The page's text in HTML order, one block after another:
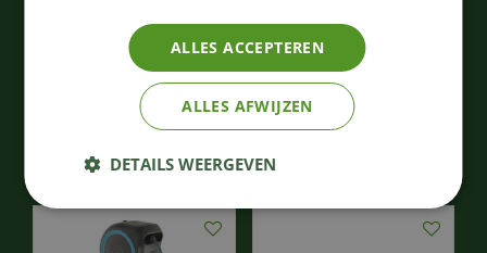
rollup m/l wit
202,99
Bestellen
pel
€ 66
Bestellen
ALLES ACCEPTEREN
ALLES AFWIJZEN
DETAILS WEERGEVEN